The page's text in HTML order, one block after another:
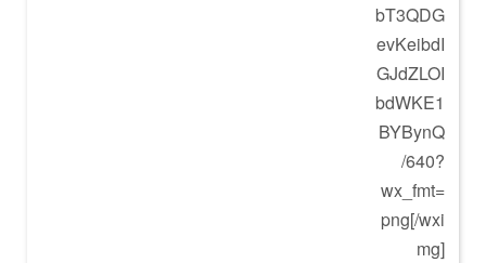
bT3QDG
evKeibdI
GJdZLOI
bdWKE1
BYBynQ
/640?
wx_fmt=
png[/wxi
mg]